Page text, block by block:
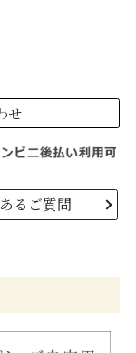
せ
るご質問